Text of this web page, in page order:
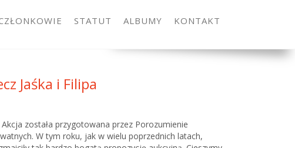
STATUT ALBUMY KONTAKT
Jaśka i Filipa
została przygotowana przez Porozumienie
W tym roku, jak w wielu poprzednich latach,